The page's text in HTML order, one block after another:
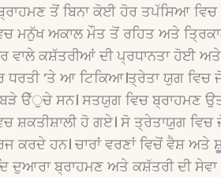
ਤੋਂ ਬਿਨਾ ਕੋਈ ਹੋਰ ਤਪੱਸਿਆ ਵਿਚ
ਮਨੁੱਖ ਅਕਾਲ ਮੌਤ ਤੋਂ ਰਹਿਤ ਅਤੇ
ਕਸ਼ੱਤਰੀਆਂ ਦੀ ਪ੍ਰਧਾਨਤਾ ਹੋਈ ਅਤੇ
’ਤੇ ਆ ਟਿਕਿਆ।ਤ੍ਰੇਤਾ ਯੁਗ ਵਿਚ
ੳੱੁਚੇ ਸਨ। ਸਤਯੁਗ ਵਿਚ ਬ੍ਰਾਹਮਣ
ਸ਼ਕਤੀਸ਼ਾਲੀ ਹੋ ਗਏ। ਸੋ ਤ੍ਰੇਤਾਯੁਗ
ਕਰਦੇ ਹਨ। ਚਾਰਾਂ ਵਰਣਾਂ ਵਿਚੋਂ ਵੈਸ਼ ਅਤੇ
ਬ੍ਰਾਹਮਣ ਅਤੇ ਕਸ਼ੱਤਰੀ ਦੀ